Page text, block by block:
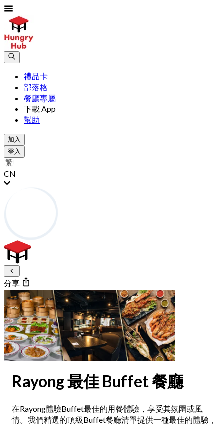
禮品卡
部落格
餐廳專屬
下載 App
幫助
加入
登入
CN
分享
Rayong 最佳 Buffet 餐廳
在Rayong體驗Buffet最佳的用餐體驗，享受其氛圍或風
情。我們精選的頂級Buffet餐廳清單提供一種最佳的體驗，